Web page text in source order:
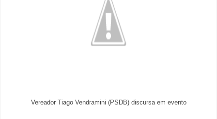
Vereador Tiago Vendramini (PSDB) discursa em evento